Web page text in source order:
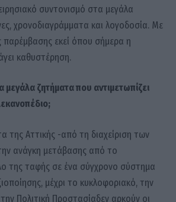
συντονισμό στα μεγάλα
χρονοδιαγράμματα και λογοδοσία. Με
εκεί όπου σήμερα η
καθυστέρηση.
μεγάλα ζητήματα που αντιμετωπίζει
της Αττικής -από τη διαχείριση των
ανάγκη μετάβασης από το
της ταφής σε ένα σύγχρονο σύστημα
μέχρι το κυκλοφοριακό, την
Πολιτική Προστασίαδεν αρκούν οι